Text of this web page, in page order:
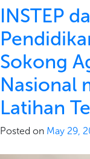
INSTEP
Sokong
Nasional
Latihan
Posted on May 29,